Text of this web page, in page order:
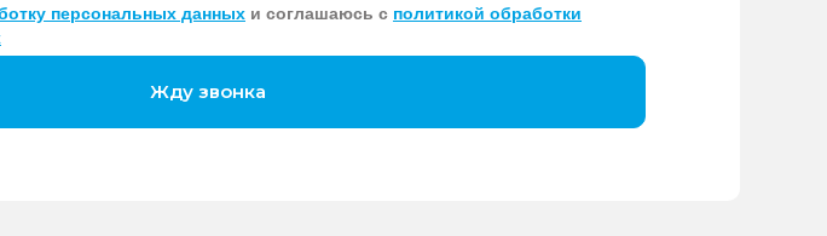
персональных данных и соглашаюсь с политикой обработки
Жду звонка